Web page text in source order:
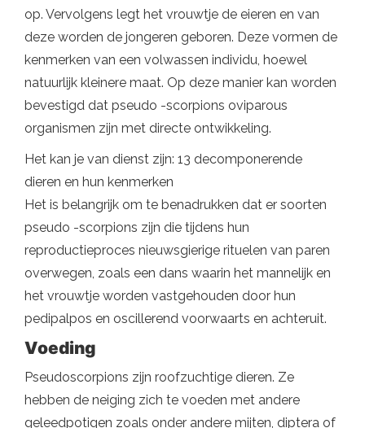
op. Vervolgens legt het vrouwtje de eieren en van
deze worden de jongeren geboren. Deze vormen de
kenmerken van een volwassen individu, hoewel
natuurlijk kleinere maat. Op deze manier kan worden
bevestigd dat pseudo -scorpions oviparous
organismen zijn met directe ontwikkeling.
Het kan je van dienst zijn: 13 decomponerende
dieren en hun kenmerken
Het is belangrijk om te benadrukken dat er soorten
pseudo -scorpions zijn die tijdens hun
reproductieproces nieuwsgierige rituelen van paren
overwegen, zoals een dans waarin het mannelijk en
het vrouwtje worden vastgehouden door hun
pedipalpos en oscillerend voorwaarts en achteruit.
Voeding
Pseudoscorpions zijn roofzuchtige dieren. Ze
hebben de neiging zich te voeden met andere
geleedpotigen zoals onder andere mijten, diptera of